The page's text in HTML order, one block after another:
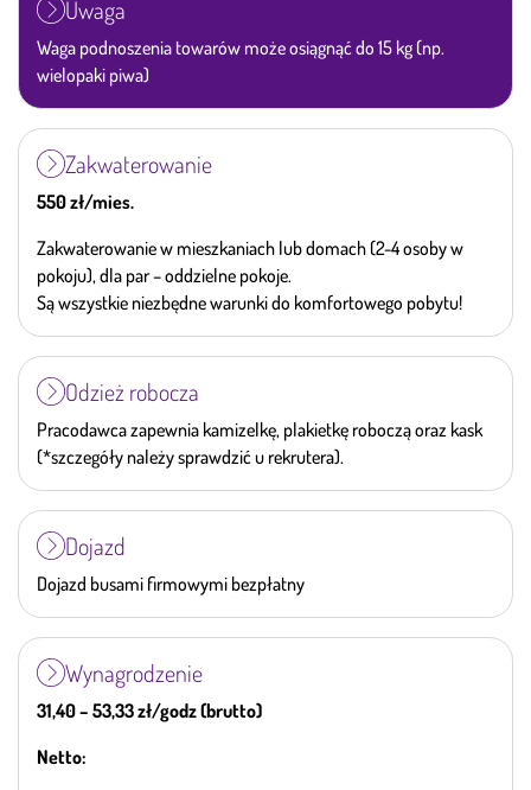
Uwaga
Waga podnoszenia towarów może osiągnąć do 15 kg (np.
wielopaki piwa)
Zakwaterowanie
550 zł/mies.
Zakwaterowanie w mieszkaniach lub domach (2-4 osoby w
pokoju), dla par – oddzielne pokoje.
Są wszystkie niezbędne warunki do komfortowego pobytu!
Odzież robocza
Pracodawca zapewnia kamizelkę, plakietkę roboczą oraz kask
(*szczegóły należy sprawdzić u rekrutera).
Dojazd
Dojazd busami firmowymi bezpłatny
Wynagrodzenie
31,40 – 53,33 zł/godz (brutto)
Netto: